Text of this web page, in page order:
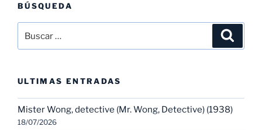
BÚSQUEDA
por:
ULTIMAS ENTRADAS
Mister Wong, detective (Mr. Wong, Detective) (1938)
18/07/2026